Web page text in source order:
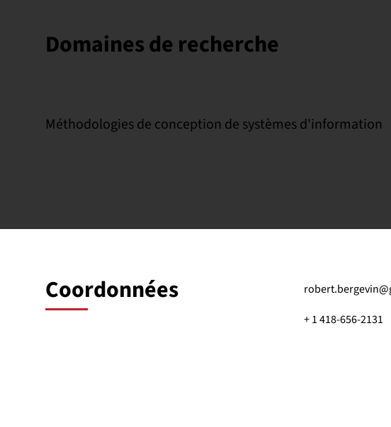
Domaines de recherche
Méthodologies de conception de systèmes d'information
Coordonnées
+ 1 418-656-2131